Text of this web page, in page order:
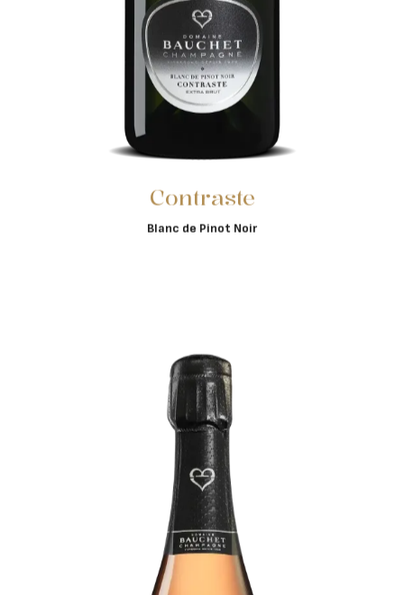
Contraste
Blanc de Pinot Noir